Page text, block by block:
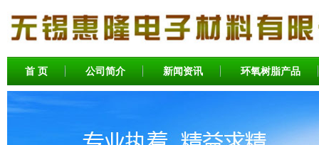
首 页 公司简介 新闻资讯 环氧树脂产品